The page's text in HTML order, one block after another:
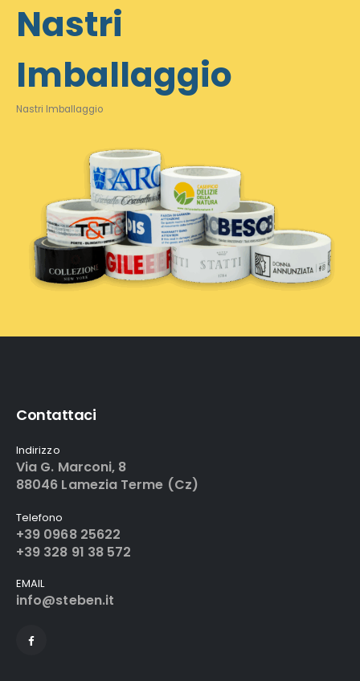
Nastri
Imballaggio
Nastri Imballaggio
Contattaci
Indirizzo
Via G. Marconi, 8
88046 Lamezia Terme (Cz)
Telefono
+39 0968 25622
+39 328 91 38 572
EMAIL
info@steben.it